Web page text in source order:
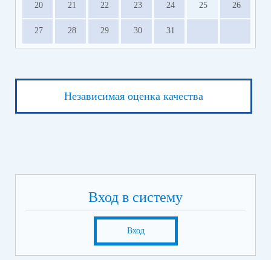
20 21 22 23 24 25 26
27 28 29 30 31
Независимая оценка качества
Вход в систему
Вход